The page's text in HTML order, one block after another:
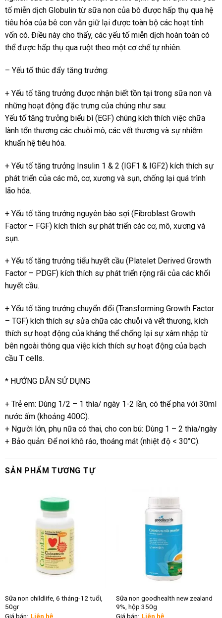
tố miễn dịch Globulin từ sữa non của bò được hấp thụ qua hệ
tiêu hóa của bê con vẫn giữ lại được toàn bộ các hoạt tính
vốn có. Điều này cho thấy, các yếu tố miễn dịch hoàn toàn có
thể được hấp thụ qua ruột theo một cơ chế tự nhiên.
– Yếu tố thúc đẩy tăng trưởng:
+ Yếu tố tăng trưởng được nhận biết tồn tại trong sữa non và
những hoạt động đặc trưng của chúng như sau:
Yếu tố tăng trưởng biểu bì (EGF) chúng kích thích việc chữa
lành tổn thương các chuỗi mô, các vết thương và sự nhiễm
khuẩn hệ tiêu hóa.
+ Yếu tố tăng trưởng Insulin 1 & 2 (IGF1 & IGF2) kích thích sự
phát triển của các mô, cơ, xương và sụn, chống lại quá trình
lão hóa.
+ Yếu tố tăng trưởng nguyên bào sợi (Fibroblast Growth
Factor – FGF) kích thích sự phát triển các cơ, mô, xương và
sụn.
+ Yếu tố tăng trưởng tiểu huyết cầu (Platelet Derived Growth
Factor – PDGF) kích thích sự phát triển rộng rãi của các khối
huyết cầu.
+ Yếu tố tăng trưởng chuyển đổi (Transforming Growth Factor
– TGF) kích thích sự sửa chữa các chuỗi và vết thương, kích
thích sự hoạt động của kháng thể chống lại sự xâm nhập từ
bên ngoài thông qua việc kích thích sự hoạt động của bạch
cầu T cells.
* HƯỚNG DẪN SỬ DỤNG
+ Trẻ em: Dùng 1/2 – 1 thìa/ ngày 1-2 lần, có thể pha với 30ml
nước ấm (khoảng 400C).
+ Người lớn, phụ nữa có thai, cho con bú: Dùng 1 – 2 thìa/ngày
+ Bảo quản: Để nơi khô ráo, thoáng mát (nhiệt độ < 30°C).
SẢN PHẨM TƯƠNG TỰ
Sữa non childlife, 6 tháng-12 tuổi,
50gr
Giá bán: Liên hệ
Sữa non goodhealth new zealand
9%, hộp 350g
Giá bán: Liên hệ